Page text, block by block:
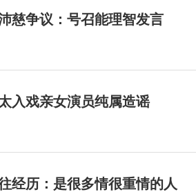
慈争议：号召能理智发言
入戏亲女演员纯属造谣
经历：是很多情很重情的人